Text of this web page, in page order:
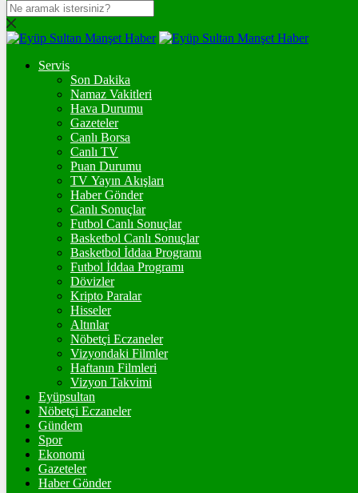
DOLAR
47,7111$% 0.17
% 0.03
STERLİN
% -0.03
GRAM ALTIN
%1,88
4.317,60%1,83
BİTCOİN
Servis
Son Dakika
Namaz Vakitleri
Hava Durumu
Gazeteler
Canlı Borsa
Canlı TV
Puan Durumu
TV Yayın Akışları
Haber Gönder
Canlı Sonuçlar
Futbol Canlı Sonuçlar
Basketbol Canlı Sonuçlar
Basketbol İddaa Programı
Futbol İddaa Programı
Dövizler
Kripto Paralar
Hisseler
Altınlar
Nöbetçi Eczaneler
Vizyondaki Filmler
Haftanın Filmleri
Vizyon Takvimi
Eyüpsultan
Nöbetçi Eczaneler
Gündem
Spor
Ekonomi
Gazeteler
Haber Gönder